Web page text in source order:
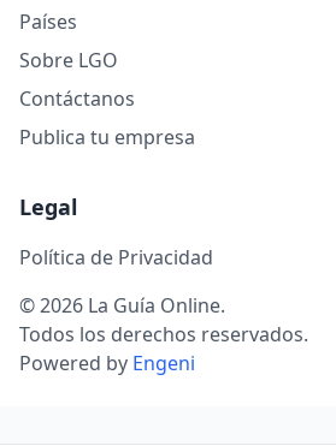
Países
Sobre LGO
Contáctanos
Publica tu empresa
Legal
Política de Privacidad
© 2026 La Guía Online.
Todos los derechos reservados.
Powered by Engeni